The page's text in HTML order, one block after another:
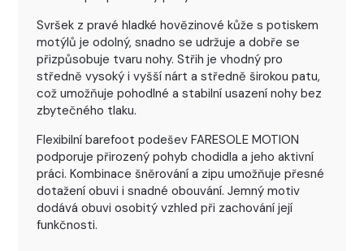
Svršek z pravé hladké hovězinové kůže s potiskem
motýlů je odolný, snadno se udržuje a dobře se
přizpůsobuje tvaru nohy. Střih je vhodný pro
středně vysoký i vyšší nárt a středně širokou patu,
což umožňuje pohodlné a stabilní usazení nohy bez
zbytečného tlaku.
Flexibilní barefoot podešev FARESOLE MOTION
podporuje přirozený pohyb chodidla a jeho aktivní
práci. Kombinace šněrování a zipu umožňuje přesné
dotažení obuvi i snadné obouvání. Jemný motiv
dodává obuvi osobitý vzhled při zachování její
funkčnosti.